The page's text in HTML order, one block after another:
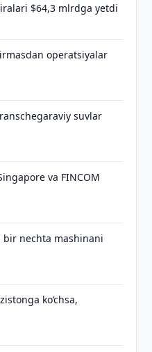
$64,3 mlrdga yetdi
operatsiyalar
suvlar
va FINCOM
bir nechta mashinani
ko‘chsa,